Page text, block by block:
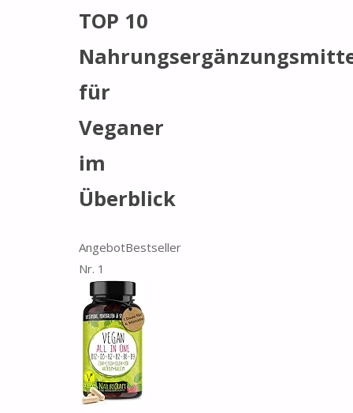
TOP 10
für
Veganer
im
Überblick
AngebotBestseller
Nr. 1